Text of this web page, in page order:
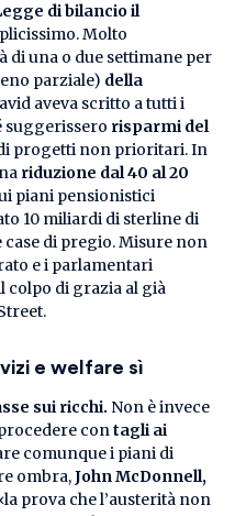
di bilancio il
Molto
una o due settimane per
parziale) della
aveva scritto a tutti i
risparmi del
progetti non prioritari. In
riduzione dal 40 al 20
piani pensionistici
10 miliardi di sterline di
case di pregio. Misure non
e i parlamentari
colpo di grazia al già
e welfare sì
sui ricchi. Non è invece
contagli ai
comunque i piani di
ombra,John McDonnell,
prova che l’austerità non